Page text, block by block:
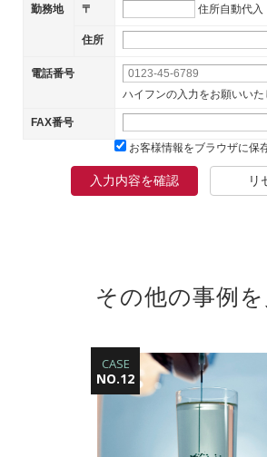
勤務地 〒 住所自動代入
住所
電話番号
ハイフンの入力をお願いいた
FAX番号
お客様情報をブラウザに保
入力内容を確認 リ
その他の事例を
CASE
NO.12